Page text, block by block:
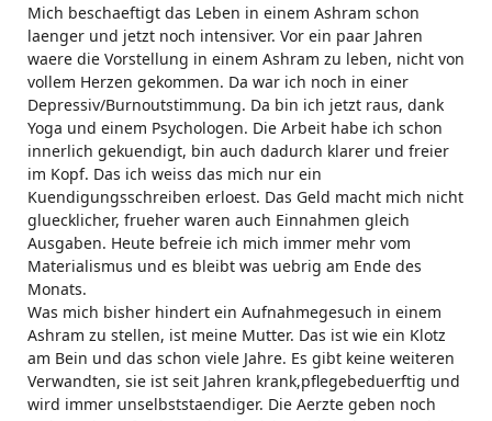
Mich beschaeftigt das Leben in einem Ashram schon
laenger und jetzt noch intensiver. Vor ein paar Jahren
waere die Vorstellung in einem Ashram zu leben, nicht von
vollem Herzen gekommen. Da war ich noch in einer
Depressiv/Burnoutstimmung. Da bin ich jetzt raus, dank
Yoga und einem Psychologen. Die Arbeit habe ich schon
innerlich gekuendigt, bin auch dadurch klarer und freier
im Kopf. Das ich weiss das mich nur ein
Kuendigungsschreiben erloest. Das Geld macht mich nicht
gluecklicher, frueher waren auch Einnahmen gleich
Ausgaben. Heute befreie ich mich immer mehr vom
Materialismus und es bleibt was uebrig am Ende des
Monats.
Was mich bisher hindert ein Aufnahmegesuch in einem
Ashram zu stellen, ist meine Mutter. Das ist wie ein Klotz
am Bein und das schon viele Jahre. Es gibt keine weiteren
Verwandten, sie ist seit Jahren krank,pflegebeduerftig und
wird immer unselbststaendiger. Die Aerzte geben noch